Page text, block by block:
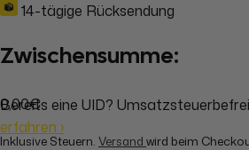
14-tägige Rücksendung
Zwischensumme:
0,00€
Inklusive Steuern. Versand wird beim
Bereits eine UID?
erfahren ›